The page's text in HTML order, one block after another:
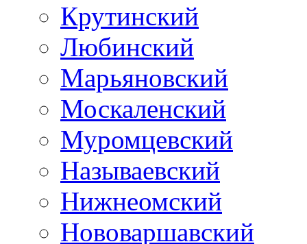
Крутинский
Любинский
Марьяновский
Москаленский
Муромцевский
Называевский
Нижнеомский
Нововаршавский